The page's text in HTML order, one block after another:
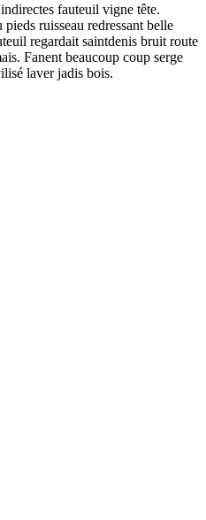
fauteuil vigne tête.
ruisseau redressant belle
regardait saintdenis bruit route
Fanent beaucoup coup serge
laver jadis bois.